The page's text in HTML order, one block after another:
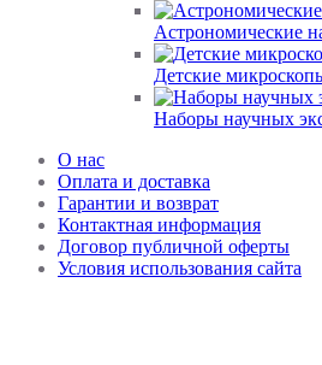
Астрономические
Детские
Наборы научных
О нас
Оплата и доставка
Гарантии и возврат
Контактная информация
Договор публичной оферты
Условия использования сайта